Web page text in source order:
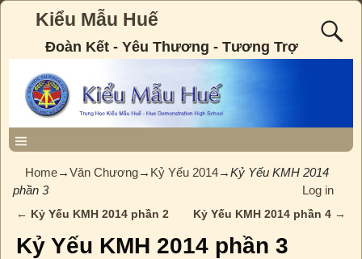
Kiểu Mẫu Huế
Đoàn Kết - Yêu Thương - Tương Trợ
Home→Văn Chương→ Kỷ Yếu 2014→Kỷ Yếu KMH 2014
phần 3
Log in
← Kỷ Yếu KMH 2014 phần 2 Kỷ Yếu KMH 2014 phần 4 →
Kỷ Yếu KMH 2014 phần 3